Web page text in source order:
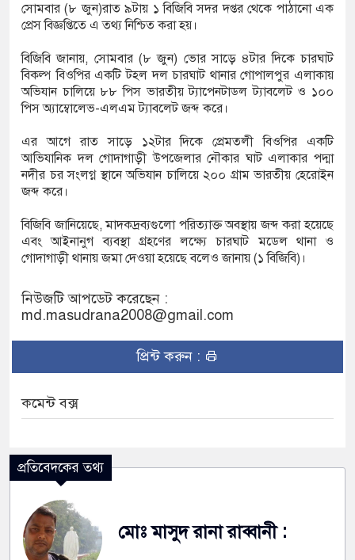
বৈঠক
সোমবার (৮ জুন)রাত ৯টায় ১ বিজিবি সদর দপ্তর থেকে পাঠানো এক
প্রেস বিজ্ঞপ্তিতে এ তথ্য নিশ্চিত করা হয়।
বিজিবি জানায়, সোমবার (৮ জুন) ভোর সাড়ে ৪টার দিকে চারঘাট
বিকল্প বিওপির একটি টহল দল চারঘাট থানার গোপালপুর এলাকায়
অভিযান চালিয়ে ৮৮ পিস ভারতীয় ট্যাপেনটাডল ট্যাবলেট ও ১০০
পিস অ্যাম্বোলেভ-এলএম ট্যাবলেট জব্দ করে।
এর আগে রাত সাড়ে ১২টার দিকে প্রেমতলী বিওপির একটি
আভিযানিক দল গোদাগাড়ী উপজেলার নৌকার ঘাট এলাকার পদ্মা
নদীর চর সংলগ্ন স্থানে অভিযান চালিয়ে ২০০ গ্রাম ভারতীয় হেরোইন
জব্দ করে।
বিজিবি জানিয়েছে, মাদকদ্রব্যগুলো পরিত্যাক্ত অবস্থায় জব্দ করা হয়েছে
এবং আইনানুগ ব্যবস্থা গ্রহণের লক্ষ্যে চারঘাট মডেল থানা ও
গোদাগাড়ী থানায় জমা দেওয়া হয়েছে বলেও জানায় (১ বিজিবি)।
নিউজটি আপডেট করেছেন :
md.masudrana2008@gmail.com
প্রিন্ট করুন :
কমেন্ট বক্স
প্রতিবেদকের তথ্য
মোঃ মাসুদ রানা রাব্বানী :